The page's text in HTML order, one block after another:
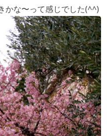
かな〜って感じでした(^^)